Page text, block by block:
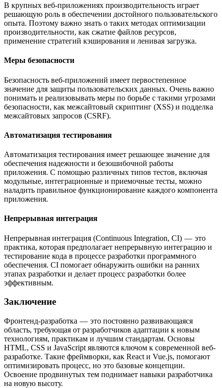
В крупных веб-приложениях производительность играет
решающую роль в обеспечении достойного пользовательского
опыта. Поэтому важно знать о таких методах оптимизации
производительности, как сжатие файлов ресурсов,
применение стратегий кэширования и ленивая загрузка.
Меры безопасности
Безопасность веб-приложений имеет первостепенное
значение для защиты пользовательских данных. Очень важно
понимать и реализовывать меры по борьбе с такими угрозами
безопасности, как межсайтовый скриптинг (XSS) и подделка
межсайтовых запросов (CSRF).
Автоматизация тестирования
Автоматизация тестирования имеет решающее значение для
обеспечения надежности и безошибочной работы
приложения. С помощью различных типов тестов, включая
модульные, интеграционные и приемочные тесты, можно
наладить правильное функционирование каждого компонента
приложения.
Непрерывная интеграция
Непрерывная интеграция (Continuous Integration, CI) — это
практика, которая предполагает непрерывную интеграцию и
тестирование кода в процессе разработки программного
обеспечения. CI помогает обнаружить ошибки на ранних
этапах разработки и делает процесс разработки более
эффективным.
Заключение
Фронтенд-разработка — это постоянно развивающаяся
область, требующая от разработчиков адаптации к новым
технологиям, практикам и лучшим стандартам. Основы
HTML, CSS и JavaScript являются ключом к современной веб-
разработке. Такие фреймворки, как React и Vue.js, помогают
оптимизировать процесс, но это базовые концепции.
Освоение продвинутых тем поднимает навыки разработчика
на новую высоту.